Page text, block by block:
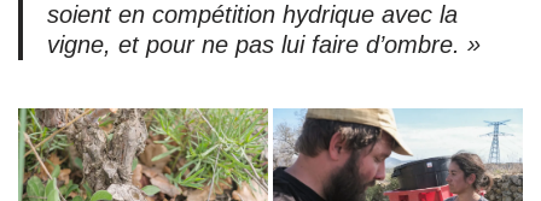
soient en compétition hydrique avec la
vigne, et pour ne pas lui faire d’ombre. »